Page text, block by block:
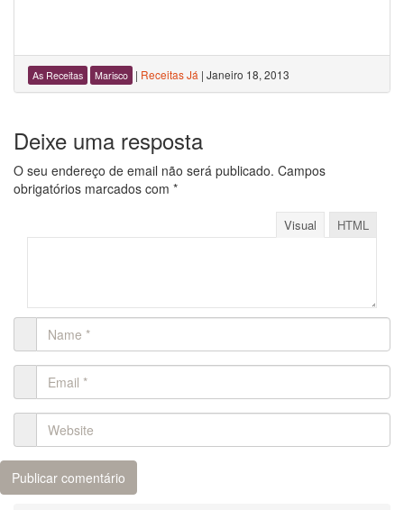
As Receitas Marisco | Receitas Já | Janeiro 18, 2013
Deixe uma resposta
O seu endereço de email não será publicado. Campos
obrigatórios marcados com *
Visual HTML